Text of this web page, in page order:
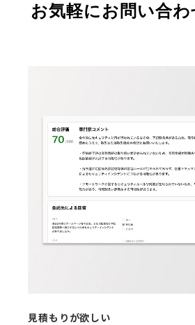
お気軽にお問い合
見積もりが欲しい